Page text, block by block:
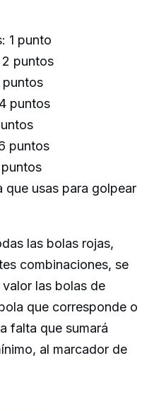
1 punto
2 puntos
puntos
puntos
que usas para golpear
las bolas rojas,
combinaciones, se
las bolas de
que corresponde o
falta que sumará
al marcador de